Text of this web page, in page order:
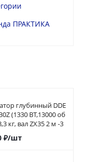
ПРАКТИКА
глубинный DDE
(1330 ВТ,13000 об
кг, вал ZX35 2 м -3
₽/шт